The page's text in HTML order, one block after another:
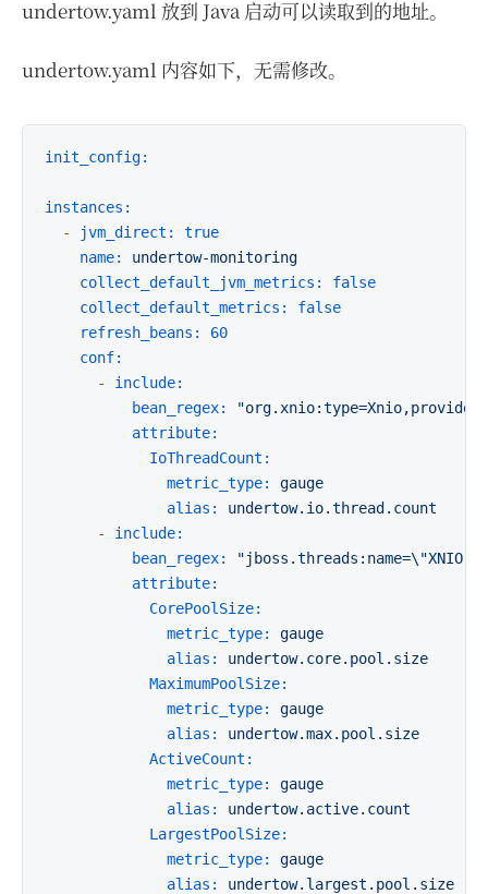
undertow.yaml 放到 Java 启动可以读取到的地址。
undertow.yaml 内容如下，无需修改。
init_config:
instances:
-
jvm_direct:
true
name:
undertow-monitoring
collect_default_jvm_metrics:
false
collect_default_metrics:
false
refresh_beans:
60
conf:
-
include:
bean_regex:
attribute:
IoThreadCount:
metric_type:
gauge
alias:
undertow.io.thread.count
-
include:
bean_regex:
attribute:
CorePoolSize:
metric_type:
gauge
alias:
undertow.core.pool.size
MaximumPoolSize:
metric_type:
gauge
alias:
undertow.max.pool.size
ActiveCount:
metric_type:
gauge
alias:
undertow.active.count
LargestPoolSize:
metric_type:
gauge
alias:
undertow.largest.pool.size